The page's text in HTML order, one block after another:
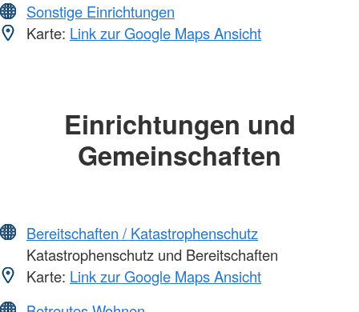
Sonstige Einrichtungen
Karte: Link zur Google Maps Ansicht
Einrichtungen und
Gemeinschaften
Bereitschaften / Katastrophenschutz
Katastrophenschutz und Bereitschaften
Karte: Link zur Google Maps Ansicht